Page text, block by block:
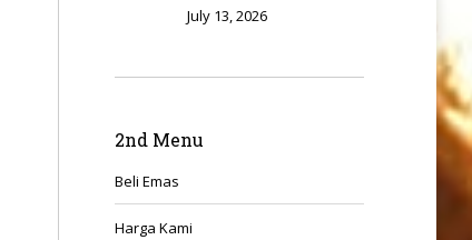
July 13, 2026
2nd Menu
Beli Emas
Harga Kami